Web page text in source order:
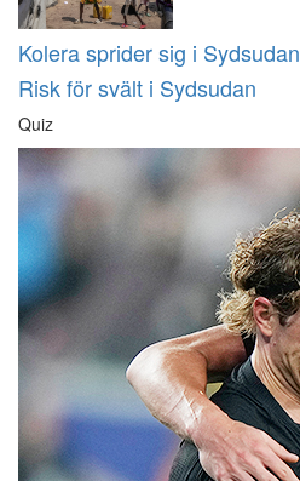
Kolera sprider sig i Sydsudan
Risk för svält i Sydsudan
Quiz